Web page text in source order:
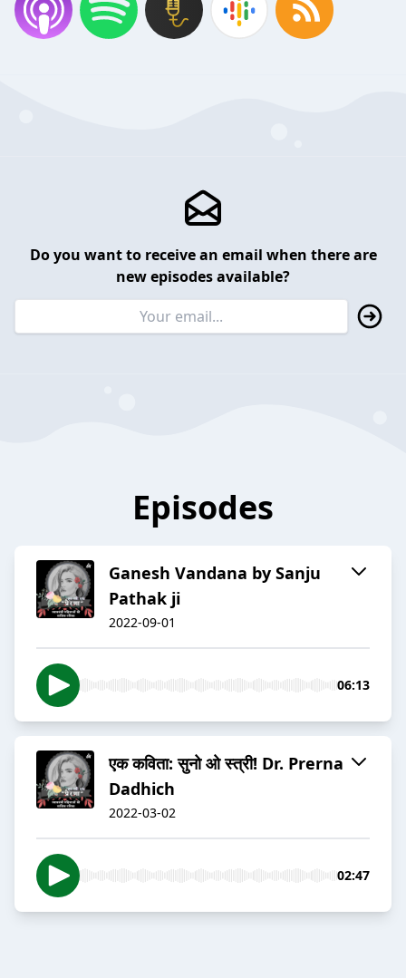
Do you want to receive an email when there are
new episodes available?
Episodes
Ganesh Vandana by Sanju
Pathak ji
2022-09-01
06:13
एक कविता: सुनो ओ स्त्री! Dr. Prerna
Dadhich
2022-03-02
02:47